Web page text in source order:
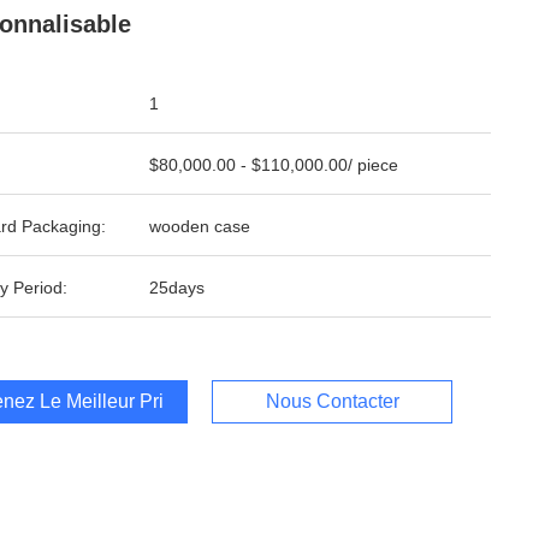
1
$80,000.00 - $110,000.00/ piece
Packaging: wooden case
Period: 25days
Le Meilleur Prix Nous Contacter